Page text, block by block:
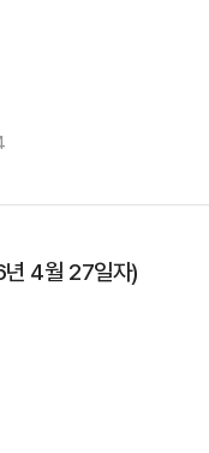
4월 27일자)